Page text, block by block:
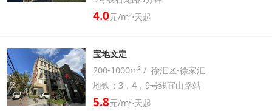
4.0元/m²⋅天起
宝地文定
200-1000m² / 徐汇区-徐家汇
地铁：3，4，9号线宜山路站
5.8元/m²⋅天起